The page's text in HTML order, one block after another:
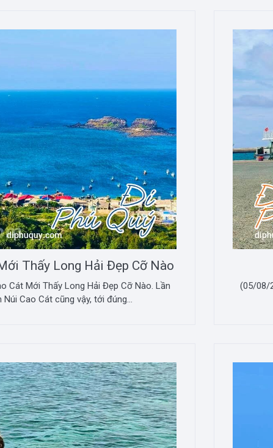
Thấy Long Hải Đẹp Cỡ Nào
Cát Mới Thấy Long Hải Đẹp Cỡ Nào. Lần
Cao Cát cũng vậy, tới đúng...
(05/08/